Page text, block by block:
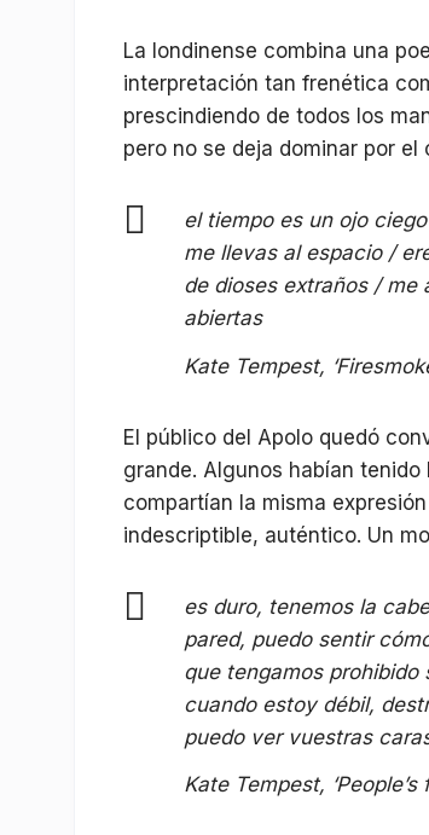
La londinense combina una
interpretación tan frenética
prescindiendo de todos los
pero no se deja dominar por
el tiempo es un ojo
me llevas al espacio /
de dioses extraños / me
abiertas
Kate Tempest,
El público del Apolo quedó
grande. Algunos habían
compartían la misma
indescriptible, auténtico. Un
es duro, tenemos la
pared, puedo sentir
que tengamos
cuando estoy débil,
puedo ver vuestras
Kate Tempest, ‘People’s